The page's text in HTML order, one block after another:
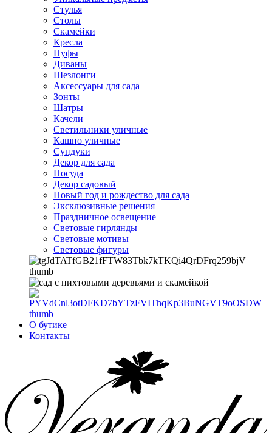
Стулья
Столы
Скамейки
Кресла
Пуфы
Диваны
Шезлонги
Аксессуары для сада
Зонты
Шатры
Качели
Cветильники уличные
Кашпо уличные
Сундуки
Декор для сада
Посуда
Декор садовый
Новый год и рождество для сада
Эксклюзивные решения
Праздничное освещение
Световые гирлянды
Световые мотивы
Световые фигуры
О бутике
Контакты